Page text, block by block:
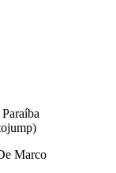
Marco